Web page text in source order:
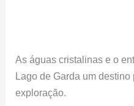
As águas cristalinas e o
Lago de Garda um
exploração.